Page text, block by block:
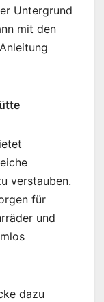
Untergrund
mit den
verstauben.
für
und
dazu